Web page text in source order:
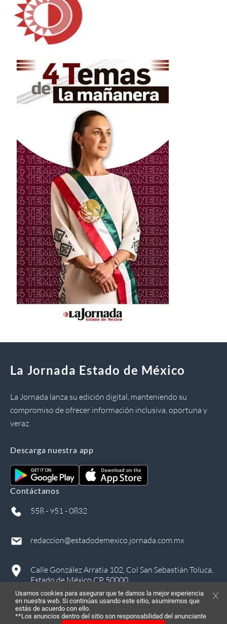
La Jornada Estado de México
La Jornada lanza su edición digital, manteniendo su
compromiso de ofrecer información inclusiva, oportuna y
veraz.
Descarga nuestra app
Contáctanos
558 - 951 - 0832
redaccion@estadodemexico.jornada.com.mx
Calle González Arratia 102, Col San Sebastián Toluca,
Estado de México CP 50000
Usamos cookies para asegurar que te damos la mejor experiencia
en nuestra web. Si continúas usando este sitio, asumiremos que
estás de acuerdo con ello.
**Los anuncios dentro del sitio son responsabilidad del anunciante